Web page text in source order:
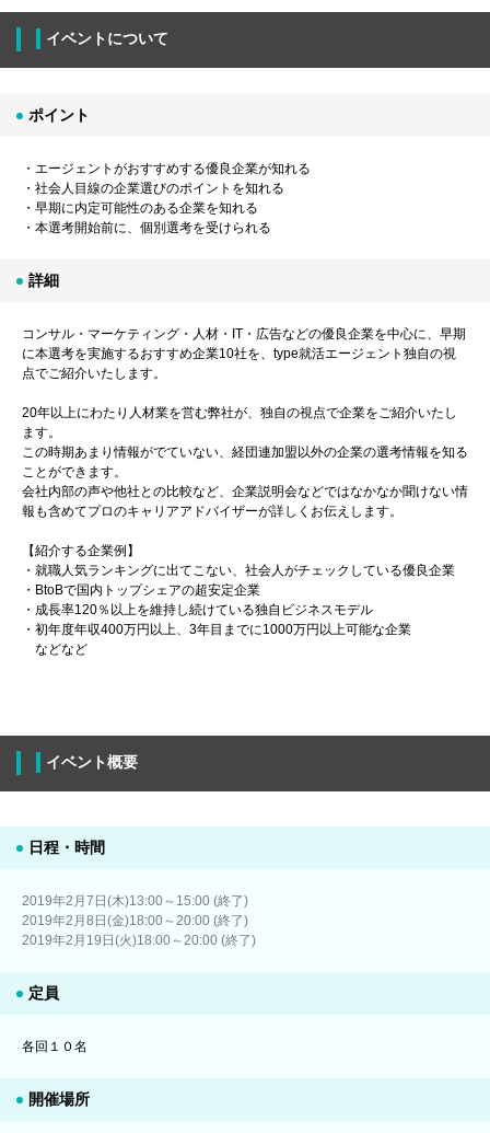
イベントについて
ポイント
・エージェントがおすすめする優良企業が知れる
・社会人目線の企業選びのポイントを知れる
・早期に内定可能性のある企業を知れる
・本選考開始前に、個別選考を受けられる
詳細
コンサル・マーケティング・人材・IT・広告などの優良企業を中心に、早期
に本選考を実施するおすすめ企業10社を、type就活エージェント独自の視
点でご紹介いたします。
20年以上にわたり人材業を営む弊社が、独自の視点で企業をご紹介いたし
ます。
この時期あまり情報がでていない、経団連加盟以外の企業の選考情報を知る
ことができます。
会社内部の声や他社との比較など、企業説明会などではなかなか聞けない情
報も含めてプロのキャリアアドバイザーが詳しくお伝えします。
【紹介する企業例】
・就職人気ランキングに出てこない、社会人がチェックしている優良企業
・BtoBで国内トップシェアの超安定企業
・成長率120％以上を維持し続けている独自ビジネスモデル
・初年度年収400万円以上、3年目までに1000万円以上可能な企業
などなど
イベント概要
日程・時間
2019年2月7日(木)13:00～15:00 (終了)
2019年2月8日(金)18:00～20:00 (終了)
2019年2月19日(火)18:00～20:00 (終了)
定員
各回１０名
開催場所